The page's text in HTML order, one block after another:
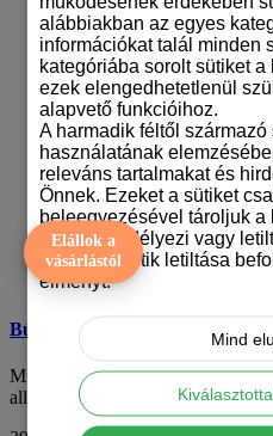
Búzaallergia kitűző
Miért fontos a búzaallergia
allergiával élő gyermek számára
Elállok a
vásárlástól
alábbiakban az egyes
információkat talál minden
kategóriába sorolt sütiket
ezek elengedhetetlenül
alapvető funkcióihoz.
A harmadik féltől
használatának
releváns tartalmakat és
Önnek. Ezeket a sütiket
beleegyezésével tároljuk a
hogy engedélyezi vagy
bizonyos sütik letiltása
élményt.
Mind